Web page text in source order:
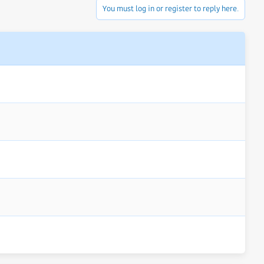
You must log in or register to reply here.